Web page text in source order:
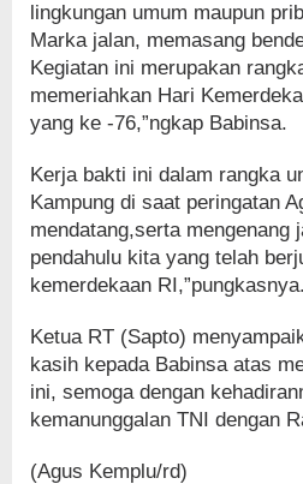
lingkungan umum maupun
Marka jalan, memasang
Kegiatan ini merupakan
memeriahkan Hari
yang ke -76,”ngkap Babinsa.
Kerja bakti ini dalam rangka
Kampung di saat peringatan
mendatang,serta mengenang
pendahulu kita yang telah
kemerdekaan RI,”pungkasnya.
Ketua RT (Sapto)
kasih kepada Babinsa atas
ini, semoga dengan
kemanunggalan TNI dengan
(Agus Kemplu/rd)